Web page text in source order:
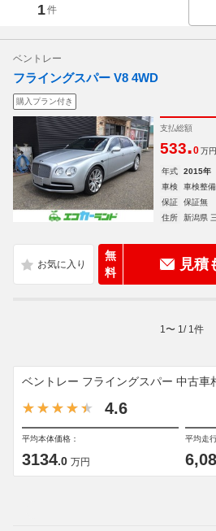
1件
ベントレー
フライングスパー V8 4WD
購入プラン付き
支払総額
533.0 万円
年式 2015年
車検
車検整
保証
保証無
住所
新潟県
無
料
見積
1 〜 1 / 1 件
ベントレー フライングスパー 中古車
4.6
平均本体価格：
3134.0 万円
平均走